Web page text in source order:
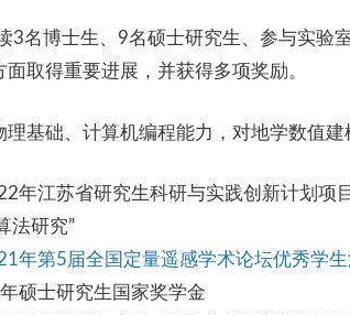
3名博士生、9名硕士研究生、参与实验
取得重要进展，并获得多项奖励。
基础、计算机编程能力，对地学数值建
年江苏省研究生科研与实践创新计划项
法研究”
年第5届全国定量遥感学术论坛优秀学
硕士研究生国家奖学金